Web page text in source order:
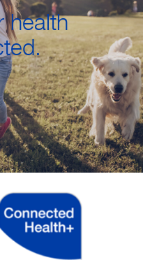
health